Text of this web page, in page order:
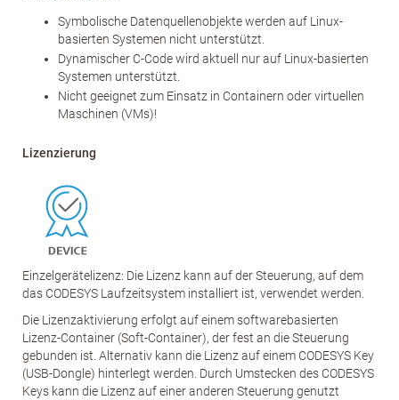
Symbolische Datenquellenobjekte werden auf Linux-
basierten Systemen nicht unterstützt.
Dynamischer C-Code wird aktuell nur auf Linux-basierten
Systemen unterstützt.
Nicht geeignet zum Einsatz in Containern oder virtuellen
Maschinen (VMs)!
Lizenzierung
Einzelgerätelizenz: Die Lizenz kann auf der Steuerung, auf dem
das CODESYS Laufzeitsystem installiert ist, verwendet werden.
Die Lizenzaktivierung erfolgt auf einem softwarebasierten
Lizenz-Container (Soft-Container), der fest an die Steuerung
gebunden ist. Alternativ kann die Lizenz auf einem CODESYS Key
(USB-Dongle) hinterlegt werden. Durch Umstecken des CODESYS
Keys kann die Lizenz auf einer anderen Steuerung genutzt